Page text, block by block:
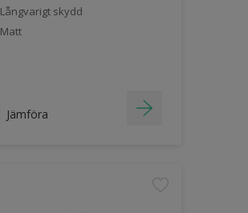
Långvarigt skydd
Matt
Jämföra